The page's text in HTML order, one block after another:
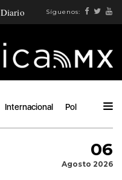
Diario Síguenos:
Internacional Política
06
Agosto 2026